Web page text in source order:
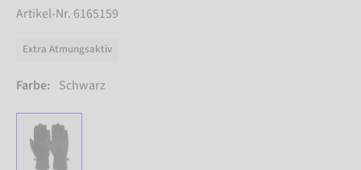
Artikel-Nr. 6165159
Extra Atmungsaktiv
Farbe: Schwarz